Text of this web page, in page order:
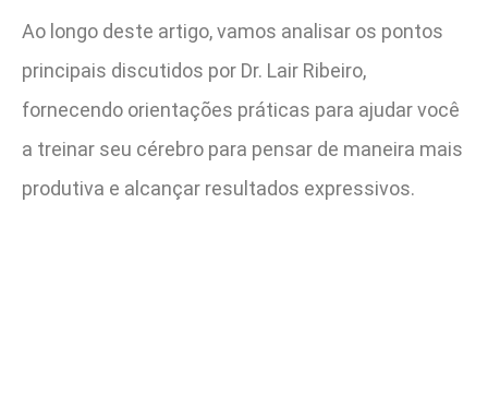
Ao longo deste artigo, vamos analisar os pontos
principais discutidos por Dr. Lair Ribeiro,
fornecendo orientações práticas para ajudar você
a treinar seu cérebro para pensar de maneira mais
produtiva e alcançar resultados expressivos.